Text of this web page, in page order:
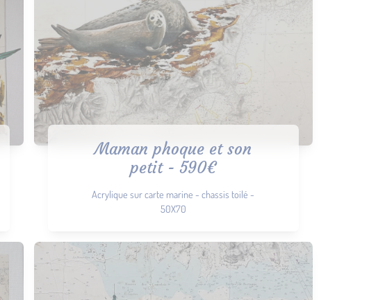
Maman phoque et son
petit - 590€
Acrylique sur carte marine - chassis toilé -
50X70